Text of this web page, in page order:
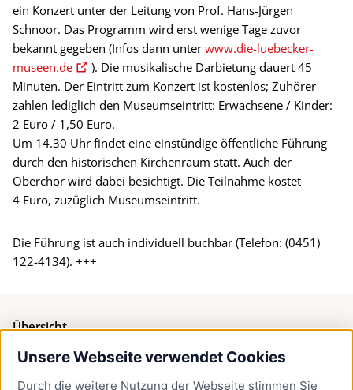
Unsere Webseite verwendet Cookies
Durch die weitere Nutzung der Webseite stimmen Sie
ein Konzert unter der Leitung von Prof. Hans-Jürgen
Schnoor. Das Programm wird erst wenige Tage zuvor
bekannt gegeben (Infos dann unter www.die-luebecker-
museen.de
). Die musikalische Darbietung dauert 45
Minuten. Der Eintritt zum Konzert ist kostenlos; Zuhörer
zahlen lediglich den Museumseintritt: Erwachsene / Kinder:
2 Euro / 1,50 Euro.
Um 14.30 Uhr findet eine einstündige öffentliche Führung
durch den historischen Kirchenraum statt. Auch der
Oberchor wird dabei besichtigt. Die Teilnahme kostet
4 Euro, zuzüglich Museumseintritt.
Die Führung ist auch individuell buchbar (Telefon: (0451)
122-4134). +++
Übersicht
Bürgerservice
Presse